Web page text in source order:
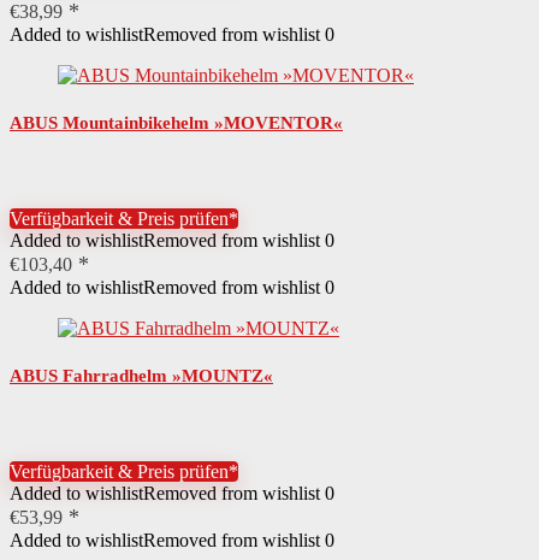
€38,99
Added to wishlistRemoved from wishlist 0
ABUS Mountainbikehelm »MOVENTOR«
Verfügbarkeit & Preis prüfen*
Added to wishlistRemoved from wishlist 0
€103,40
Added to wishlistRemoved from wishlist 0
ABUS Fahrradhelm »MOUNTZ«
Verfügbarkeit & Preis prüfen*
Added to wishlistRemoved from wishlist 0
€53,99
Added to wishlistRemoved from wishlist 0